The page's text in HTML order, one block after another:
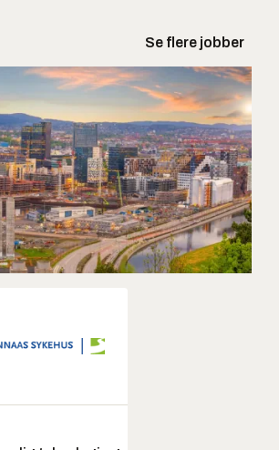
Se flere jobber